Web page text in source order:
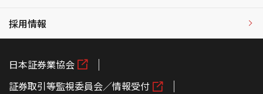
採用情報
日本証券業協会
証券取引等監視委員会／情報受付